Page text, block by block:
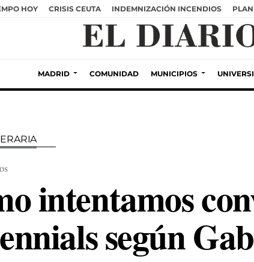
HOY CRISIS CEUTA INDEMNIZACIÓN INCENDIOS
MADRID COMUNIDAD MUNICIPIOS
intentamos
según